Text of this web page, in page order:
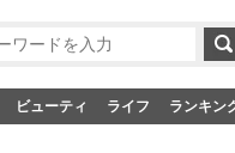
ビューティ ライフ ランキン